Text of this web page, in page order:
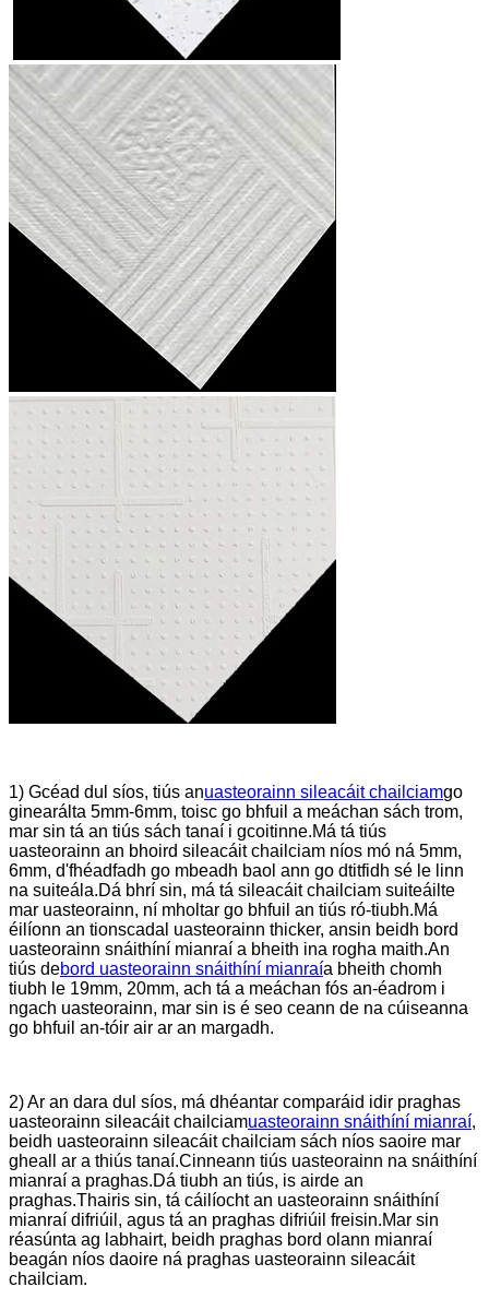
1) Gcéad dul síos, tiús anuasteorainn sileacáit chailciamgo
ginearálta 5mm-6mm, toisc go bhfuil a meáchan sách trom,
mar sin tá an tiús sách tanaí i gcoitinne.Má tá tiús
uasteorainn an bhoird sileacáit chailciam níos mó ná 5mm,
6mm, d'fhéadfadh go mbeadh baol ann go dtitfidh sé le linn
na suiteála.Dá bhrí sin, má tá sileacáit chailciam suiteáilte
mar uasteorainn, ní mholtar go bhfuil an tiús ró-tiubh.Má
éilíonn an tionscadal uasteorainn thicker, ansin beidh bord
uasteorainn snáithíní mianraí a bheith ina rogha maith.An
tiús debord uasteorainn snáithíní mianraía bheith chomh
tiubh le 19mm, 20mm, ach tá a meáchan fós an-éadrom i
ngach uasteorainn, mar sin is é seo ceann de na cúiseanna
go bhfuil an-tóir air ar an margadh.
2) Ar an dara dul síos, má dhéantar comparáid idir praghas
uasteorainn sileacáit chailciamuasteorainn snáithíní mianraí,
beidh uasteorainn sileacáit chailciam sách níos saoire mar
gheall ar a thiús tanaí.Cinneann tiús uasteorainn na snáithíní
mianraí a praghas.Dá tiubh an tiús, is airde an
praghas.Thairis sin, tá cáilíocht an uasteorainn snáithíní
mianraí difriúil, agus tá an praghas difriúil freisin.Mar sin
réasúnta ag labhairt, beidh praghas bord olann mianraí
beagán níos daoire ná praghas uasteorainn sileacáit
chailciam.